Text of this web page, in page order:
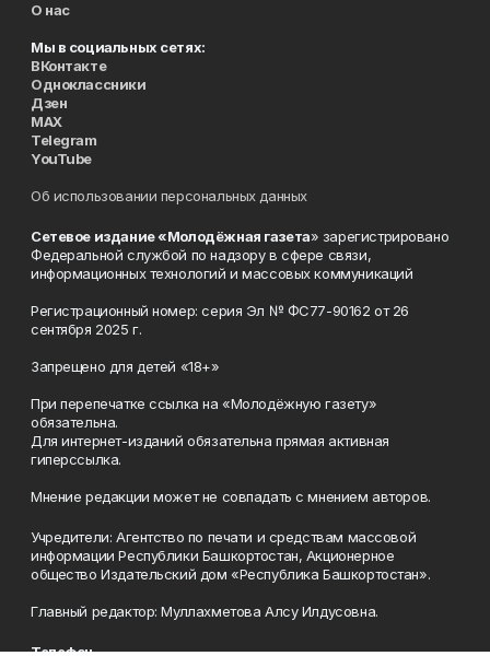
О нас
Мы в социальных сетях:
ВКонтакте
Одноклассники
Дзен
MAX
Telegram
YouTube
Об использовании персональных данных
Сетевое издание «Молодёжная газета» зарегистрировано
Федеральной службой по надзору в сфере связи,
информационных технологий и массовых коммуникаций
Регистрационный номер: серия Эл № ФС77-90162 от 26
сентября 2025 г.
Запрещено для детей «18+»
При перепечатке ссылка на «Молодёжную газету»
обязательна.
Для интернет-изданий обязательна прямая активная
гиперссылка.
Мнение редакции может не совпадать с мнением авторов.
Учредители: Агентство по печати и средствам массовой
информации Республики Башкортостан, Акционерное
общество Издательский дом «Республика Башкортостан».
Главный редактор: Муллахметова Алсу Илдусовна.
Телефон